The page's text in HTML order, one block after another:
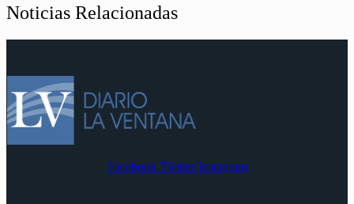
Noticias Relacionadas
Facebook Twitter Instagram